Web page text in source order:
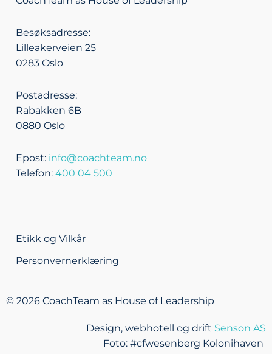
d
i
n
o
p
Besøksadresse:
Lilleakerveien 25
0283 Oslo
Postadresse:
Rabakken 6B
0880 Oslo
Epost: info@coachteam.no
Telefon: 400 04 500
Etikk og Vilkår
Personvernerklæring
© 2026 CoachTeam as House of Leadership
Design, webhotell og drift Senson AS
Foto: #cfwesenberg Kolonihaven